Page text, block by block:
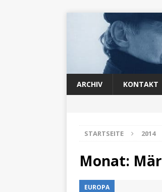
ARCHIV KONTAKT
STARTSEITE 2014
Monat:
EUROPA